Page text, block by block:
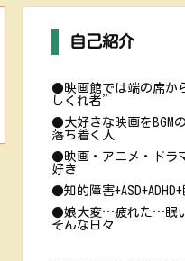
自己紹介
●映画館では端の席か
しくれ者”
●大好きな映画をBGM
落ち着く人
●映画・アニメ・ドラ
好き
●知的障害
●娘大変…疲れた…眠
そんな日々